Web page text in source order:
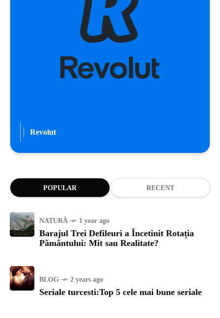
Revolut
POPULAR RECENT
NATURĂ 1 year ago
Barajul Trei Defileuri a Încetinit Rotația
Pământului: Mit sau Realitate?
BLOG 2 years ago
Seriale turcesti:Top 5 cele mai bune seriale